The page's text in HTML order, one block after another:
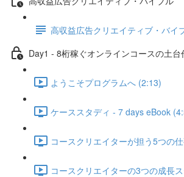
高収益広告クリエイティブ・バイ
Day1 - 8桁稼ぐオンラインコースの土台
ようこそプログラムへ (2:13)
ケーススタディ - 7 days eBook
コースクリエイターが担う5つの
コースクリエイターの3つの成長